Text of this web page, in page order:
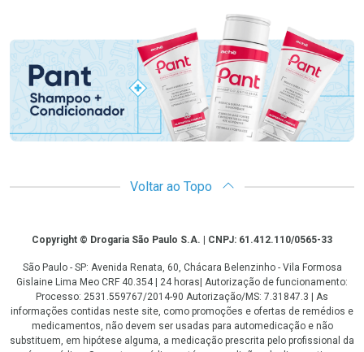
Promoção em Destaque
Voltar ao Topo
CopyrightCopyright © Drogaria São Paulo S.A. | CNPJ: 61.412.110/0565-33
São Paulo - SP: Avenida Renata, 60, Chácara Belenzinho - Vila Formosa
Gislaine Lima Meo CRF 40.354 | 24 horas| Autorização de funcionamento:
Processo: 2531.559767/2014-90 Autorização/MS: 7.31847.3 | As
informações contidas neste site, como promoções e ofertas de remédios e
medicamentos, não devem ser usadas para automedicação e não
substituem, em hipótese alguma, a medicação prescrita pelo profissional da